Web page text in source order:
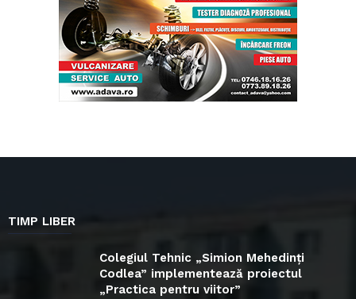
TIMP LIBER
Colegiul Tehnic „Simion Mehedinți
Codlea” implementează proiectul
„Practica pentru viitor”